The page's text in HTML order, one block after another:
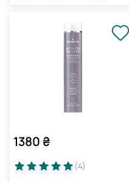
1380₴
(4)